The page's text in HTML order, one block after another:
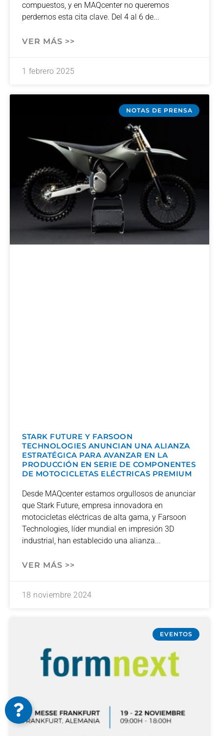
compuestos, y en MAQcenter no queremos
perdernos esta cita clave. Del 4 al 6 de
VER MÁS >>
1 febrero 2025
NOTAS DE PRENSA
STARK FUTURE Y FARSOON
TECHNOLOGIES ANUNCIAN UNA ALIANZA
ESTRATÉGICA PARA AVANZAR EN LA
PRODUCCIÓN EN SERIE DE COMPONENTES
DE MOTOCICLETAS ELÉCTRICAS PREMIUM
Desde MAQcenter estamos orgullosos de anunciar
que Stark Future, empresa innovadora en
motocicletas eléctricas de alta gama, y Farsoon
Technologies, líder mundial en impresión 3D
industrial, han establecido una alianza
VER MÁS >>
18 noviembre 2024
EVENTOS